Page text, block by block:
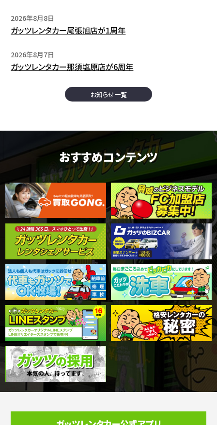
2026年8月8日
ガッツレンタカー尾張旭店が1周年
2026年8月7日
ガッツレンタカー那須塩原店が6周年
お知らせ一覧
おすすめコンテンツ